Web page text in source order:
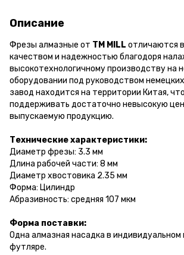
Описание
Фрезы алмазные от ТМ MILL отличаются
качеством и надежностью благодоря
высокотехнологичному производству на
оборудовании под руководством
завод находится на территории Китая,
поддерживать достаточно невысокую
выпускаемую продукцию.
Технические характеристики:
Диаметр фрезы: 3.3 мм
Длина рабочей части: 8 мм
Диаметр хвостовика 2.35 мм
Форма: Цилиндр
Абразивность: средняя 107 мкм
Форма поставки:
Одна алмазная насадка в индивидуальном
футляре.